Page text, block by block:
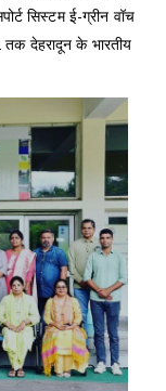
सिस्टम ई-ग्रीन वॉच
देहरादून के भारतीय